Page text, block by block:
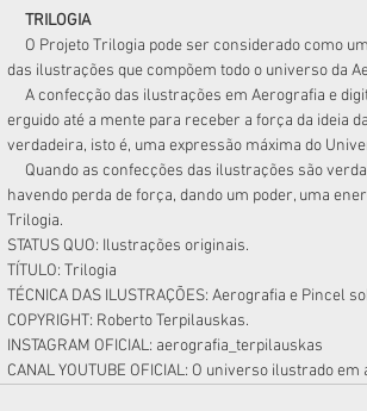
     TRILOGIA
das ilustrações que compõem todo o universo da
erguido até a mente para receber a força da ideia
verdadeira, isto é, uma expressão máxima do
havendo perda de força, dando um poder, uma
Trilogia.
STATUS QUO: Ilustrações originais.
TÍTULO: Trilogia
TÉCNICA DAS ILUSTRAÇÕES: Aerografia e Pincel
COPYRIGHT: Roberto Terpilauskas.
INSTAGRAM OFICIAL: aerografia_terpilauskas
CANAL YOUTUBE OFICIAL: O universo ilustrado